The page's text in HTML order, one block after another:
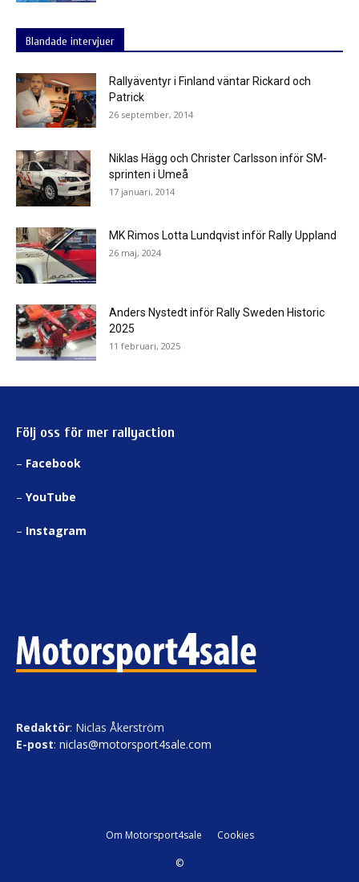
Blandade intervjuer
Rallyäventyr i Finland väntar Rickard och
Patrick
26 september, 2014
Niklas Hägg och Christer Carlsson inför SM-
sprinten i Umeå
17 januari, 2014
MK Rimos Lotta Lundqvist inför Rally Uppland
26 maj, 2024
Anders Nystedt inför Rally Sweden Historic
2025
11 februari, 2025
Följ oss för mer rallyaction
– Facebook
– YouTube
– Instagram
Redaktör: Niclas Åkerström
E-post: niclas@motorsport4sale.com
Om Motorsport4sale Cookies
©